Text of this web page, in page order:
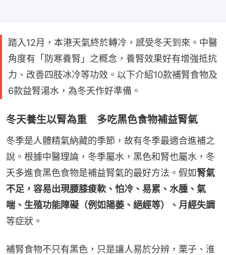
踏入12月，本港天氣終於轉冷，感受冬天到來。中醫
角度有「防寒養腎」之概念，養腎效果好有增強抵抗
力、改善四肢冰冷等功效。以下介紹10款補腎食物及
6款益腎湯水，為冬天作好準備。
冬天養生以腎為重 多吃黑色食物補益腎氣
冬季是人體精氣納藏的季節，故有冬季最適合進補之
說。根據中醫理論，冬季屬水，黑色和腎也屬水，冬
天多進食黑色食物是補益腎氣的最好方法。假如腎氣
不足，容易出現腰膝痠軟、怕冷、易累、水腫、氣
喘、生殖功能障礙（例如陽萎、絕經等）、月經失調
等症狀。
補腎食物不只有黑色，只是讓人易於分辨，栗子、淮